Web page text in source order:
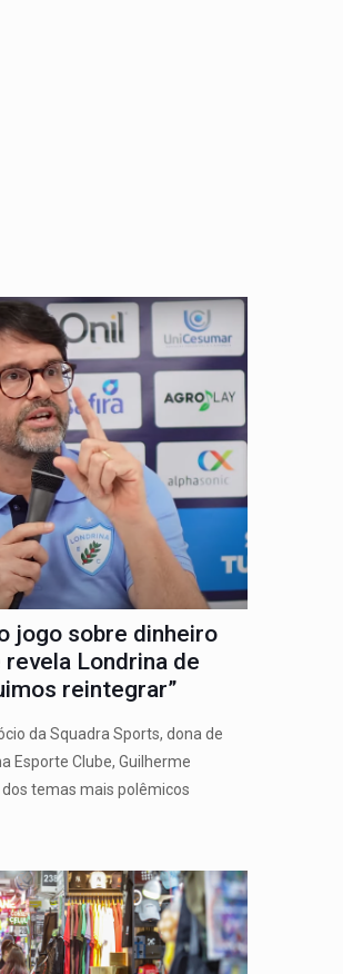
jogo sobre dinheiro
Londrina de
reintegrar”
da Squadra Sports, dona de
Esporte Clube, Guilherme
temas mais polêmicos